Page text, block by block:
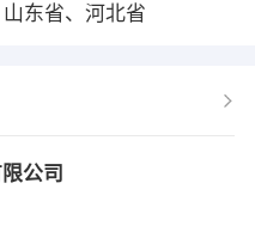
东省、河北省
公司